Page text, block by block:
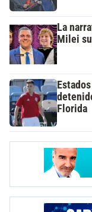
La
Milei
Florida